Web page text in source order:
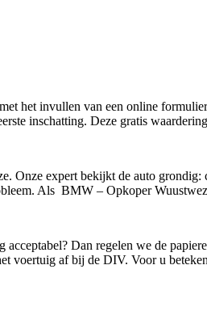
het invullen van een online
inschatting. Deze gratis
Onze expert bekijkt de auto
Als BMW – Opkoper
Dan regelen we de
voertuig af bij de DIV. Voor u